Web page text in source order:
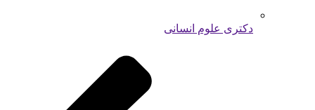
دکتری علوم انسانی